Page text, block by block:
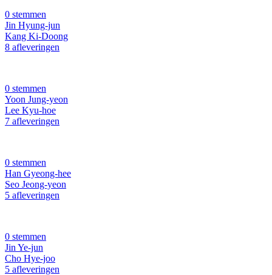
0 stemmen
Jin Hyung-jun
Kang Ki-Doong
8 afleveringen
0 stemmen
Yoon Jung-yeon
Lee Kyu-hoe
7 afleveringen
0 stemmen
Han Gyeong-hee
Seo Jeong-yeon
5 afleveringen
0 stemmen
Jin Ye-jun
Cho Hye-joo
5 afleveringen